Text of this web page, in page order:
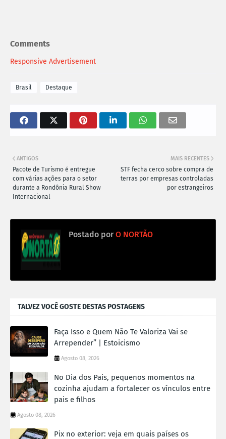
Comments
Responsive Advertisement
Brasil Destaque
MAIS RECENTES
STF fecha cerco sobre compra de
terras por empresas controladas
por estrangeiros
ANTIGOS
Pacote de Turismo é entregue
com várias ações para o setor
durante a Rondônia Rural Show
Internacional
Postado por O NORTÃO
TALVEZ VOCÊ GOSTE DESTAS POSTAGENS
Faça Isso e Quem Não Te Valoriza Vai se
Arrepender” | Estoicismo
Agosto 08, 2026
No Dia dos Pais, pequenos momentos na
cozinha ajudam a fortalecer os vínculos entre
pais e filhos
Agosto 08, 2026
Pix no exterior: veja em quais países os